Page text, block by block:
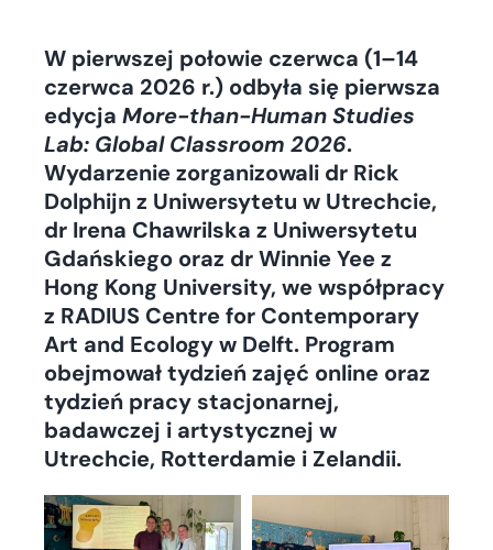
W pierwszej połowie czerwca (1–14
czerwca 2026 r.) odbyła się pierwsza
edycja More-than-Human Studies
Lab: Global Classroom 2026.
Wydarzenie zorganizowali dr Rick
Dolphijn z Uniwersytetu w Utrechcie,
dr Irena Chawrilska z Uniwersytetu
Gdańskiego oraz dr Winnie Yee z
Hong Kong University, we współpracy
z RADIUS Centre for Contemporary
Art and Ecology w Delft. Program
obejmował tydzień zajęć online oraz
tydzień pracy stacjonarnej,
badawczej i artystycznej w
Utrechcie, Rotterdamie i Zelandii.